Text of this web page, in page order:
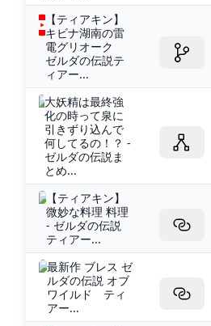
【ティアキン】
キビナ湖南の雷
電グリオーク
ゼルダの伝説テ
ィアー...
大妖精は最終強
化の時って泉に
引きずり込んで
何してるの！？ -
ゼルダの伝説ま
とめ...
【ティアキン】
微妙な料理 料理
- ゼルダの伝説
ティアー...
最新作 ブレス ゼ
ルダの伝説 オブ
ワイルド ティ
アー...